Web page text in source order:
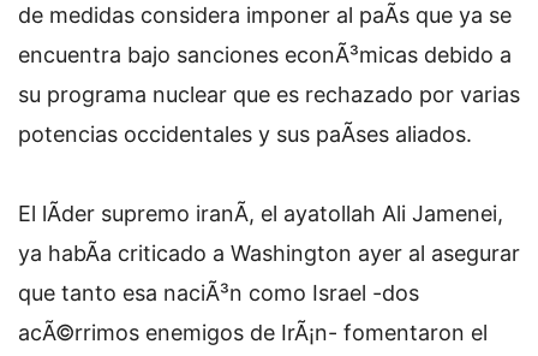
de medidas considera imponer al paÃ­s que ya se
encuentra bajo sanciones econÃ³micas debido a
su programa nuclear que es rechazado por varias
potencias occidentales y sus paÃ­ses aliados.
El lÃ­der supremo iranÃ­, el ayatollah Ali Jamenei,
ya habÃ­a criticado a Washington ayer al asegurar
que tanto esa naciÃ³n como Israel -dos
acÃ©rrimos enemigos de IrÃ¡n- fomentaron el